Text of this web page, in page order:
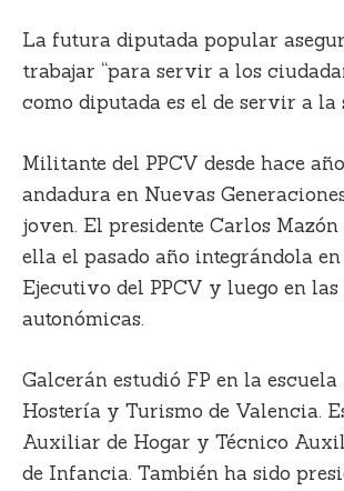
La futura diputada popular
trabajar “para servir a los
como diputada es el de servir a la
Militante del PPCV desde hace
andadura en Nuevas
joven. El presidente Carlos
ella el pasado año integrándola
Ejecutivo del PPCV y luego en
autonómicas.
Galcerán estudió FP en la
Hostería y Turismo de Valencia.
Auxiliar de Hogar y Técnico
de Infancia. También ha sido